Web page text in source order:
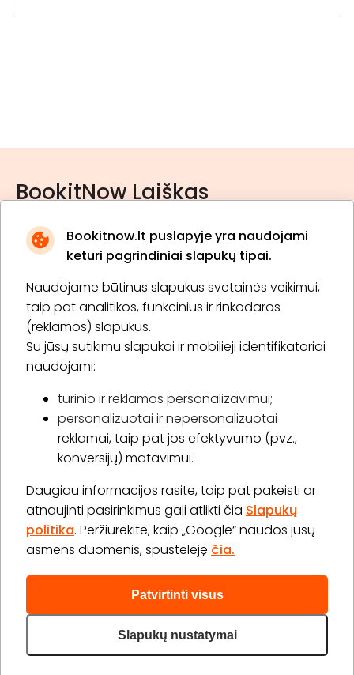
Bookitnow.lt puslapyje yra naudojami
keturi pagrindiniai slapukų tipai.
Naudojame būtinus slapukus svetainės veikimui,
taip pat analitikos, funkcinius ir rinkodaros
(reklamos) slapukus.
Su jūsų sutikimu slapukai ir mobilieji identifikatoriai
naudojami:
turinio ir reklamos personalizavimui;
personalizuotai ir nepersonalizuotai
reklamai, taip pat jos efektyvumo (pvz.,
konversijų) matavimui.
Daugiau informacijos rasite, taip pat pakeisti ar
atnaujinti pasirinkimus gali atlikti čia Slapukų
politika. Peržiūrėkite, kaip „Google“ naudos jūsų
asmens duomenis, spustelėję čia.
Patvirtinti visus
Slapukų nustatymai
BookitNow Laiškas
* Susipažinau su privatumo politika
Prenumeruoti
Apie „BookitNow“
Informacija
„GERA DOVANA“ GRUPĖ
2026 © Visos teisės saugomos info@bookitnow.lt, +370
645 03 111
Privatumo politika|Svetainės medis